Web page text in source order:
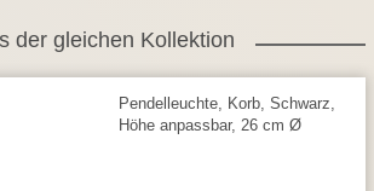
der gleichen Kollektion
Pendelleuchte, Korb, Schwarz,
Höhe anpassbar, 26 cm Ø